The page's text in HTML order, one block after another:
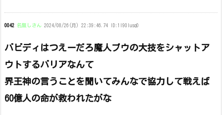
0042 名無しさん 2024/08/26(月) 22:39:46.74 ID:1l90lusq0
バビディはつえーだろ魔人ブウの大技をシャットア
ウトするバリアなんて
界王神の言うことを聞いてみんなで協力して戦えば
60億人の命が救われたがな